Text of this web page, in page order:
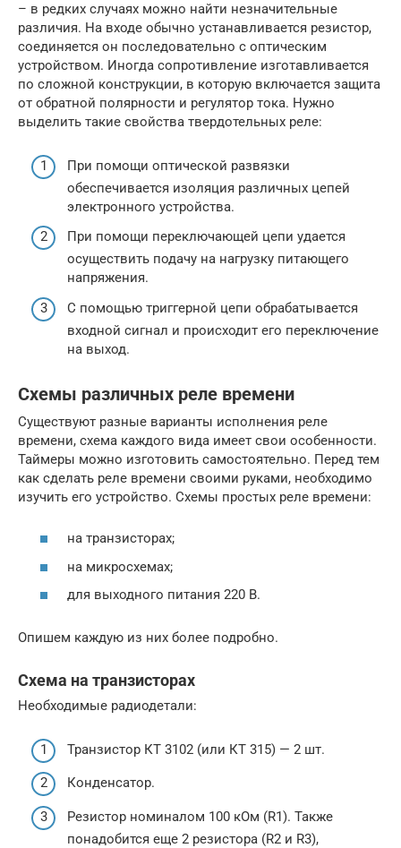
– в редких случаях можно найти незначительные
различия. На входе обычно устанавливается резистор,
соединяется он последовательно с оптическим
устройством. Иногда сопротивление изготавливается
по сложной конструкции, в которую включается защита
от обратной полярности и регулятор тока. Нужно
выделить такие свойства твердотельных реле:
При помощи оптической развязки
обеспечивается изоляция различных цепей
электронного устройства.
При помощи переключающей цепи удается
осуществить подачу на нагрузку питающего
напряжения.
С помощью триггерной цепи обрабатывается
входной сигнал и происходит его переключение
на выход.
Схемы различных реле времени
Существуют разные варианты исполнения реле
времени, схема каждого вида имеет свои особенности.
Таймеры можно изготовить самостоятельно. Перед тем
как сделать реле времени своими руками, необходимо
изучить его устройство. Схемы простых реле времени:
на транзисторах;
на микросхемах;
для выходного питания 220 В.
Опишем каждую из них более подробно.
Схема на транзисторах
Необходимые радиодетали:
Транзистор КТ 3102 (или КТ 315) — 2 шт.
Конденсатор.
Резистор номиналом 100 кОм (R1). Также
понадобится еще 2 резистора (R2 и R3),